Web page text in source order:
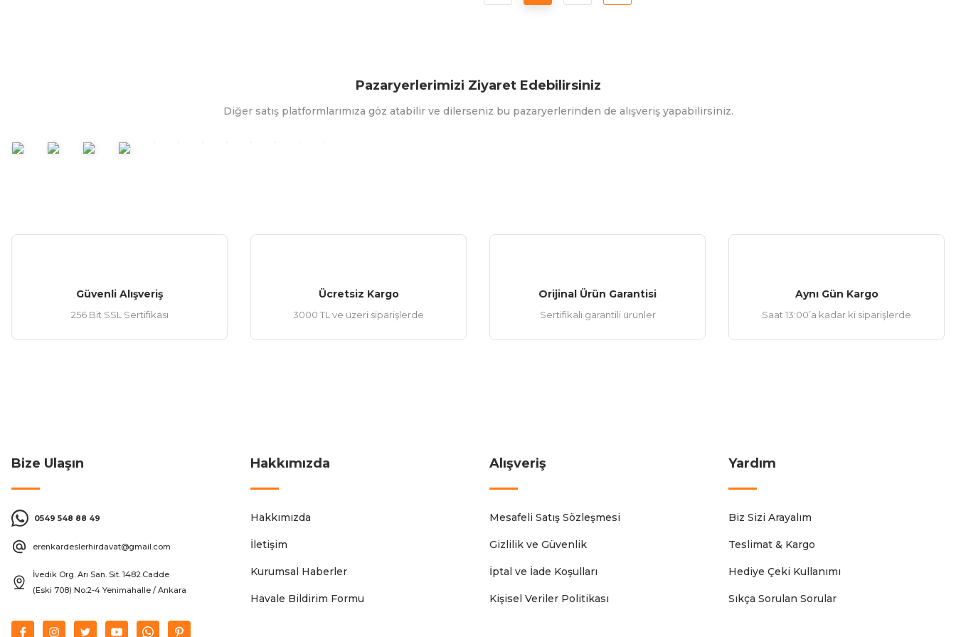
Pazaryerlerimizi Ziyaret Edebilirsiniz
Diğer satış platformlarımıza göz atabilir ve dilerseniz bu pazaryerlerinden de alışveriş yapabilirsiniz.
Güvenli Alışveriş
256 Bit SSL Sertifikası
Ücretsiz Kargo
3000 TL ve üzeri siparişlerde
Orijinal Ürün Garantisi
Sertifikalı garantili ürünler
Aynı Gün Kargo
Saat 13:00’a kadar ki siparişlerde
Bize Ulaşın
0549 548 88 49
erenkardeslerhirdavat@gmail.com
İvedik Org. Arı San. Sit. 1482.Cadde
(Eski 708) No:2-4 Yenimahalle / Ankara
Hakkımızda
Hakkımızda
İletişim
Kurumsal Haberler
Havale Bildirim Formu
Alışveriş
Mesafeli Satış Sözleşmesi
Gizlilik ve Güvenlik
İptal ve İade Koşulları
Kişisel Veriler Politikası
Yardım
Biz Sizi Arayalım
Teslimat & Kargo
Hediye Çeki Kullanımı
Sıkça Sorulan Sorular